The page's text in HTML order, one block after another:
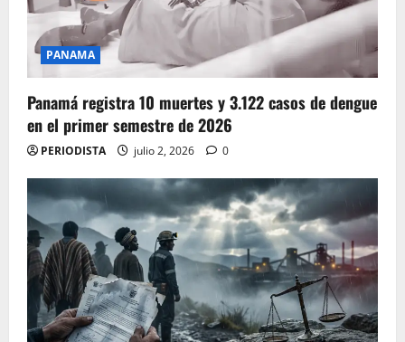
PANAMA
Panamá registra 10 muertes y 3.122 casos de dengue
en el primer semestre de 2026
PERIODISTA julio 2, 2026 0